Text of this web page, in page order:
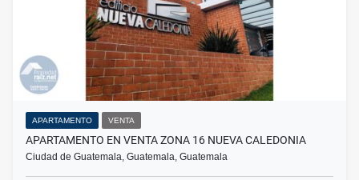
APARTAMENTO VENTA
APARTAMENTO EN VENTA ZONA 16 NUEVA CALEDONIA
Ciudad de Guatemala, Guatemala, Guatemala